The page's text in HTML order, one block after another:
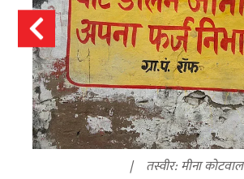
तस्वीर: मीना कोटवाल